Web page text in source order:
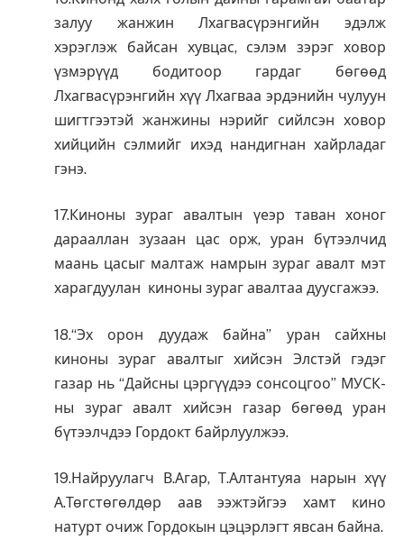
залуу жанжин Лхагвасүрэнгийн эдэлж
хэрэглэж байсан хувцас, сэлэм зэрэг ховор
үзмэрүүд бодитоор гардаг бөгөөд
Лхагвасүрэнгийн хүү Лхагваа эрдэнийн чулуун
шигтгээтэй жанжины нэрийг сийлсэн ховор
хийцийн сэлмийг ихэд нандигнан хайрладаг
гэнэ.
17.Киноны зураг авалтын үеэр таван хоног
дарааллан зузаан цас орж, уран бүтээлчид
маань цасыг малтаж намрын зураг авалт мэт
харагдуулан киноны зураг авалтаа дуусгажээ.
18.“Эх орон дуудаж байна” уран сайхны
киноны зураг авалтыг хийсэн Элстэй гэдэг
газар нь “Дайсны цэргүүдээ сонсоцгоо” МУСК-
ны зураг авалт хийсэн газар бөгөөд уран
бүтээлчдээ Гордокт байрлуулжээ.
19.Найруулагч В.Агар, Т.Алтантуяа нарын хүү
А.Төгстөгөлдөр аав ээжтэйгээ хамт кино
натурт очиж Гордокын цэцэрлэгт явсан байна.